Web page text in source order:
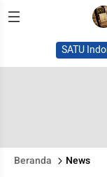
SATU
Beranda News